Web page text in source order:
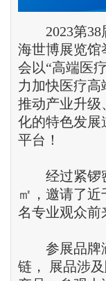
2023第38
海世博展览馆
会以“高端医
力加快医疗
推动产业升级
化的特色发展
平台！
经过紧锣
㎡，邀请了
名专业观众前
参展品牌
链， 展品涉及